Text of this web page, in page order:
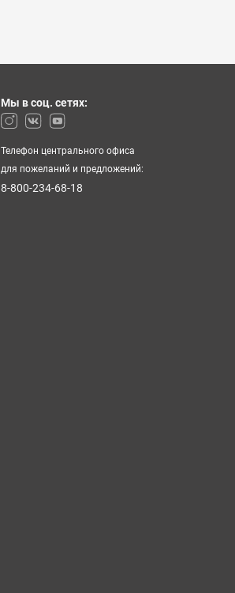
Мы в соц. сетях:
Телефон центрального офиса
для пожеланий и предложений:
8-800-234-68-18